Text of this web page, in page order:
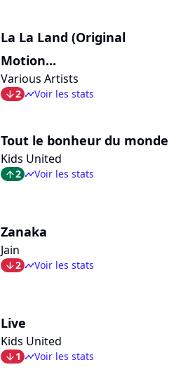
La La Land (Original
Motion...
Various Artists
arrow_bot2 timelineVoir les stats
Tout le bonheur du monde
Kids United
arrow_top2 timelineVoir les stats
Zanaka
Jain
arrow_bot2 timelineVoir les stats
Live
Kids United
arrow_bot1 timelineVoir les stats